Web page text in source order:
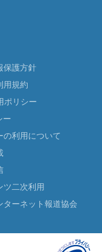
保護方針
用規約
ポリシー
ー
の利用について
ツ二次利用
ターネット報道協会